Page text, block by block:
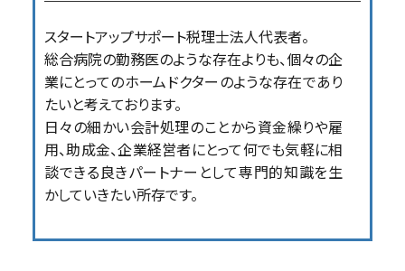
スタートアップサポート税理士法人代表者。
総合病院の勤務医のような存在よりも、個々の企
業にとってのホームドクターのような存在であり
たいと考えております。
日々の細かい会計処理のことから資金繰りや雇
用、助成金、企業経営者にとって何でも気軽に相
談できる良きパートナーとして専門的知識を生
かしていきたい所存です。